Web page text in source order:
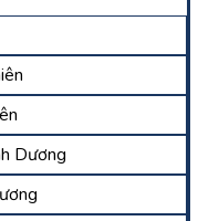
Dương